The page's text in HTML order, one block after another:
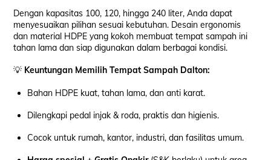
Dengan kapasitas 100, 120, hingga 240 liter, Anda dapat
menyesuaikan pilihan sesuai kebutuhan. Desain ergonomis
dan material HDPE yang kokoh membuat tempat sampah ini
tahan lama dan siap digunakan dalam berbagai kondisi.
💡 Keuntungan Memilih Tempat Sampah Dalton:
Bahan HDPE kuat, tahan lama, dan anti karat.
Dilengkapi pedal injak & roda, praktis dan higienis.
Cocok untuk rumah, kantor, industri, dan fasilitas umum.